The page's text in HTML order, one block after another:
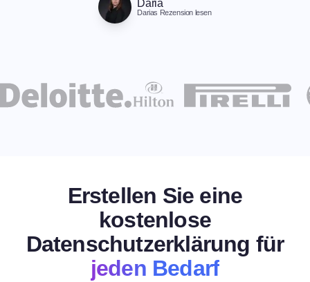
Daria
Darias Rezension lesen
Erstellen Sie eine
kostenlose
Datenschutzerklärung für
jeden Bedarf